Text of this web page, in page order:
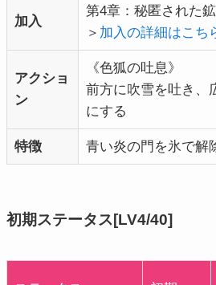
加入
第4章：秘匿された
＞ 加入の詳細はこち
アクショ
ン
《色狐の吐息》
前方に吹雪を吐き、
にする
特徴 青い炎の門を氷で解
初期ステータス[LV4/40]